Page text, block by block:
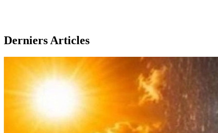
Derniers Articles